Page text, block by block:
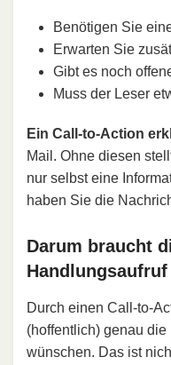
Benötigen Sie
Erwarten Sie
Gibt es noch
Muss der Leser
Ein Call-to-Action
Mail. Ohne diesen
nur selbst eine
haben Sie die
Darum braucht
Handlungsaufruf
Durch einen Call-to-
(hoffentlich) genau
wünschen. Das ist